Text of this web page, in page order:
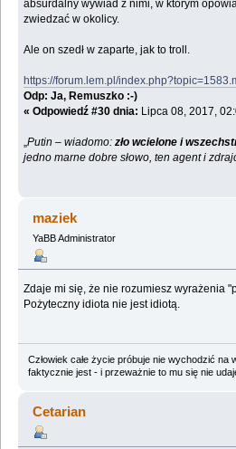
absurdalny wywiad z nimi, w którym
zwiedzać w okolicy.
Ale on szedł w zaparte, jak to troll.
https://forum.lem.pl/
Odp: Ja, Remuszko :-)
« Odpowiedź #30 dnia: Lipca 08, 2017,
„Putin – wiadomo:zło wcielone i
jedno marne dobre słowo, ten agent i
maziek
YaBB Administrator
Zdaje mi się, że nie rozumiesz wyrażenia
Pożyteczny idiota nie jest idiotą.
Człowiek całe życie próbuje nie wychodzić na
faktycznie jest - i przeważnie to mu się nie
Cetarian